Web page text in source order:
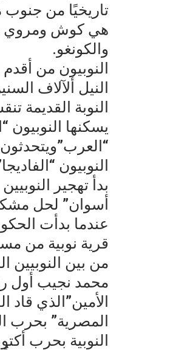
تاريخيًا من
هي كوش ومروي
والكونغو.
النوبيون من
النيل ألآلاف
يسكنها النوبيون
“العرب”ويتحدثون
النوبيون
قرية نوبية من مساحة 350
من بين النوبيين
محمد نجيب أول
الأمين”الذي قاد
المصرية” بحرب
النوبية بحرب